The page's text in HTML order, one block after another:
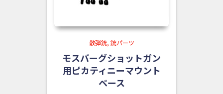
散弾銃 銃パーツ
モスバーグショットガン
用ピカティニーマウント
ベース